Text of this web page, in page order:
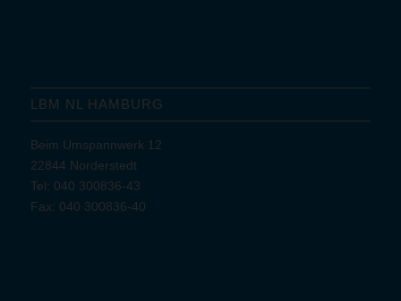
LBM NL HAMBURG
Beim Umspannwerk 12
22844 Norderstedt
Tel: 040 300836-43
Fax: 040 300836-40